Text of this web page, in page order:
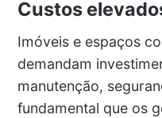
Custos
Imóveis e espaços
demandam
manutenção,
fundamental que os